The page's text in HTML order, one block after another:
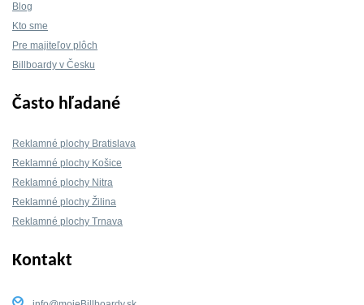
Blog
Kto sme
Pre majiteľov plôch
Billboardy v Česku
Často hľadané
Reklamné plochy Bratislava
Reklamné plochy Košice
Reklamné plochy Nitra
Reklamné plochy Žilina
Reklamné plochy Trnava
Kontakt